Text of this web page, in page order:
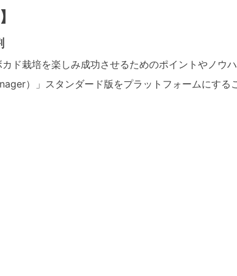
ド栽培を楽しみ成功させるためのポイントやノウ
）」スタンダード版をプラットフォームにする